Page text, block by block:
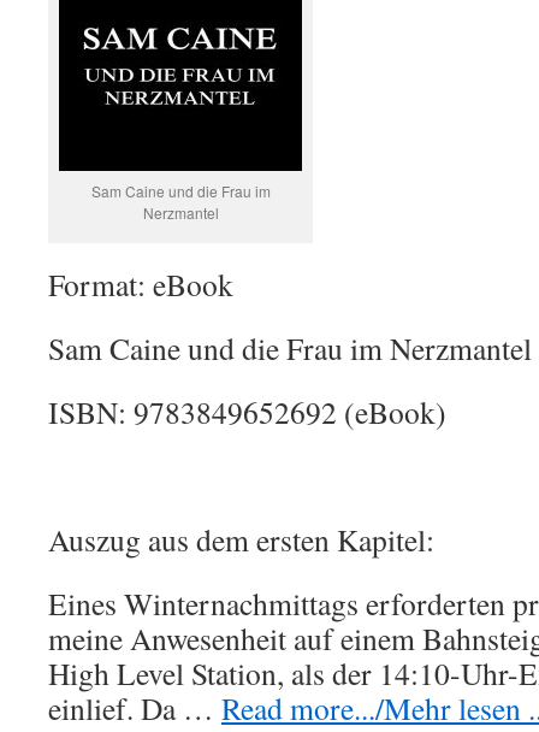
Sam Caine und die Frau im
Nerzmantel
Format: eBook
Sam Caine und die Frau im Nerzmantel
ISBN: 9783849652692 (eBook)
Auszug aus dem ersten Kapitel:
Eines Winternachmittags erforderten
meine Anwesenheit auf einem
High Level Station, als der 14:10-Uhr-
einlief. Da … Read more.../Mehr lesen